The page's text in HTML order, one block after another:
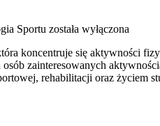
Sportu została wyłączona
koncentruje się aktywności
zainteresowanych
rehabilitacji oraz